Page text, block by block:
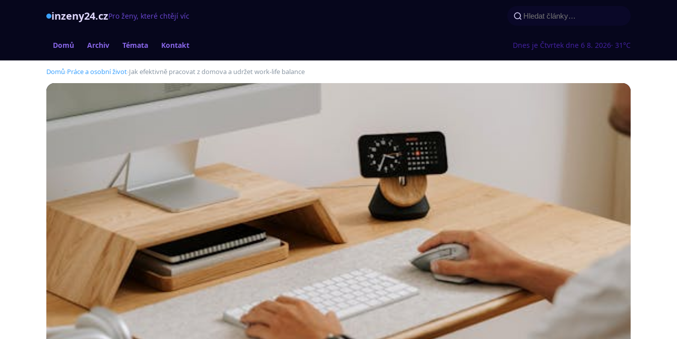
inzeny24.czPro ženy, které chtějí víc
Domů Archiv Témata Kontakt Dnes je Čtvrtek dne 6 8. 2026· 31°C
Domů›Práce a osobní život›Jak efektivně pracovat z domova a udržet work-life balance